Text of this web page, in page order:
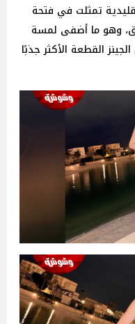
تمثلت في فتحة
وهو ما أضفى لمسة
القطعة الأكثر جذبًا